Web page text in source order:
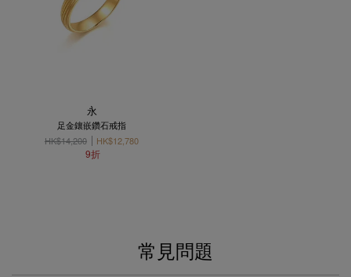
永
足金鑲嵌鑽石戒指
HK$14,200
HK$12,780
9折
常見問題